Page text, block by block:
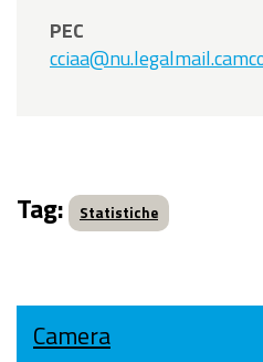
PEC
Tag: Statistiche
Camera